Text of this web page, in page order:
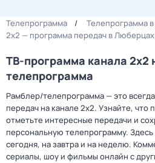
Телепрограмма
Телепрограмма
2x2 — программа передач в Люберцах
ТВ-программа канала 2x2
телепрограмма
Рамблер/телепрограмма — это
передач на канале 2x2. Узнайте, что
отметьте интересные передачи и
персональную телепрограмму.
сегодня, на завтра и на неделю.
сериалы, шоу и фильмы онлайн с